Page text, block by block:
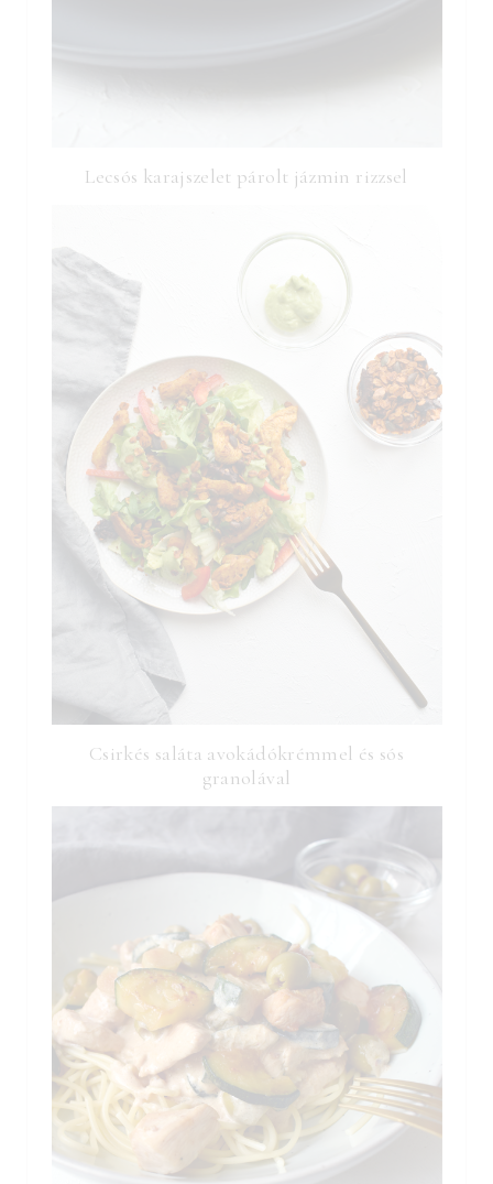
Lecsós karajszelet párolt jázmin rizzsel
Csirkés saláta avokádókrémmel és sós
granolával